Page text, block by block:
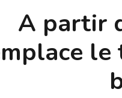
A partir
le